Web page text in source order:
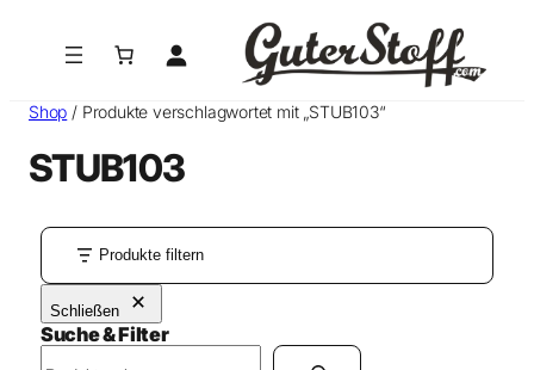
Shop / Produkte verschlagwortet mit „STUB103“
STUB103
Produkte filtern
Schließen
Suche & Filter